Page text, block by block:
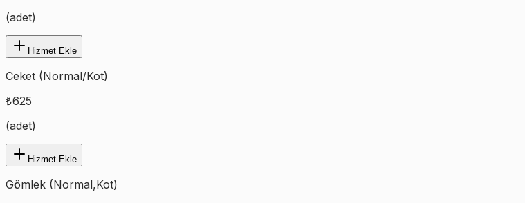
(adet)
Hizmet Ekle
Ceket (Normal/Kot)
₺625
(adet)
Hizmet Ekle
Gömlek (Normal,Kot)